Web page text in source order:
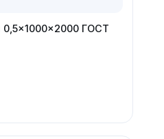
ГОСТ